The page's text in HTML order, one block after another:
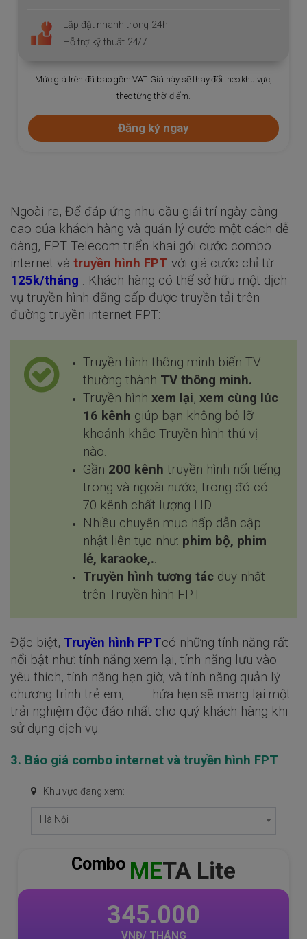
Lắp đặt nhanh trong vòng 24h
Hỗ trợ kỹ thuật 24/7
Mức giá trên đã bao gồm VAT. Giá này sẽ thay đổi theo khu vực,
theo từng thời điểm.
Đăng ký ngay
Ngoài ra, Để đáp ứng nhu cầu giải trí ngày càng
cao của khách hàng và quản lý cước một cách dễ
dàng, FPT Telecom triển khai gói cước combo
internet và truyền hình FPT với giá cước chỉ từ
125k/tháng . Khách hàng có thể sở hữu một dịch
vụ truyền hình đằng cấp được truyền tải trên
đường truyền internet FPT:
Truyền hình thông minh biến TV
thường thành TV thông minh.
Truyền hình xem lại, xem cùng lúc
16 kênh giúp bạn không bỏ lỡ
khoảnh khắc Truyền hình thú vị
nào.
Gần 200 kênh truyền hình nổi tiếng
trong và ngoài nước, trong đó có
70 kênh chất lượng HD.
Nhiều chuyên mục hấp dẫn cập
nhật liên tục như: phim bộ, phim
lẻ, karaoke,..
Truyền hình tương tác duy nhất
trên Truyền hình FPT
Đặc biệt, Truyền hình FPTcó những tính năng rất
nổi bật như: tính năng xem lại, tính năng lưu vào
yêu thích, tính năng hẹn giờ, và tính năng quản lý
chương trình trẻ em,......... hứa hẹn sẽ mang lại một
trải nghiệm độc đáo nhất cho quý khách hàng khi
sử dụng dịch vụ.
3. Báo giá combo internet và truyền hình FPT
Khu vực đang xem:
Hà Nội
Combo GIGAF1 Lite
270.000
VNĐ/ THÁNG